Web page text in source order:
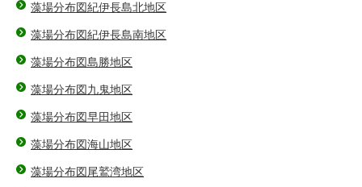
藻場分布図紀伊長島北地区
藻場分布図紀伊長島南地区
藻場分布図島勝地区
藻場分布図九鬼地区
藻場分布図早田地区
藻場分布図海山地区
藻場分布図尾鷲湾地区